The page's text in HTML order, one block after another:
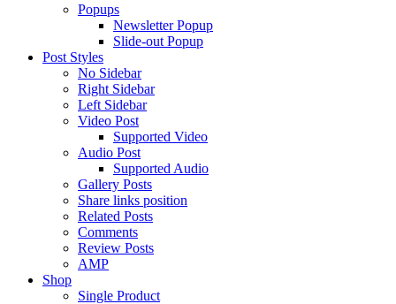
Popups
Newsletter Popup
Slide-out Popup
Post Styles
No Sidebar
Right Sidebar
Left Sidebar
Video Post
Supported Video
Audio Post
Supported Audio
Gallery Posts
Share links position
Related Posts
Comments
Review Posts
AMP
Shop
Single Product